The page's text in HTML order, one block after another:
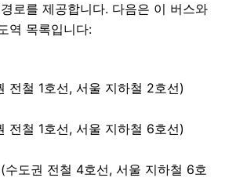
로를 제공합니다. 다음은 이 버스와
역 목록입니다:
전철 1호선, 서울 지하철 2호선)
전철 1호선, 서울 지하철 6호선)
(수도권 전철 4호선, 서울 지하철 6호